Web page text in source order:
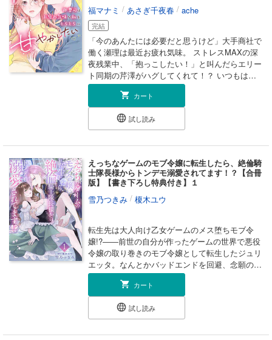
が！』原作：夏八木アオ／漫画：神奈月 とうふ
福マナミ / あさぎ千夜春 / ache
完結
「今のあんたには必要だと思うけど」大手商社で
働く瀬理は最近お疲れ気味。 ストレスMAXの深
夜残業中、「抱っこしたい！」と叫んだらエリー
ト同期の芹澤がハグしてくれて！？ いつもは憎
まれ口ばかりの芹澤なのに抱きしめる腕は優しく
て癒されてしまう。 恋愛不器用なハイスペ男に
甘やかされるもだきゅんハッピーラブ！
カート
試し読み
えっちなゲームのモブ令嬢に転生したら、絶倫騎
士隊長様からトンデモ溺愛されてます！？【合冊
版】【書き下ろし特典付き】１
雪乃つきみ / 榎木ユウ
転生先は大人向け乙女ゲームのメス堕ちモブ令
嬢!?――前世の自分が作ったゲームの世界で悪役
令嬢の取り巻きのモブ令嬢として転生したジュリ
エッタ。なんとかバッドエンドを回避、念願のの
んびりスローライフを手に入れたはずが、攻略対
象のひとり、神殿騎士隊長・アンデルレヒトが登
場。浮名を流すことにかけては王都一なアンデル
レヒトからの熱烈なアプローチにゲーム仕様の感
度抜群な身体は抗えず……さらには弱みまで握ら
れて強制結婚の危機!? 平穏なスローライフは、
カート
試し読み